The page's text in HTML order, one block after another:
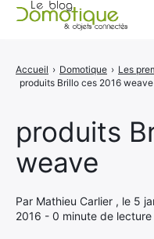
produits
weave
Par Mathieu Carlier , le 5
2016 - 0 minute de lecture
Accueil › Domotique ›
produits Brillo ces 2016 weave
Catégories
CONTACT